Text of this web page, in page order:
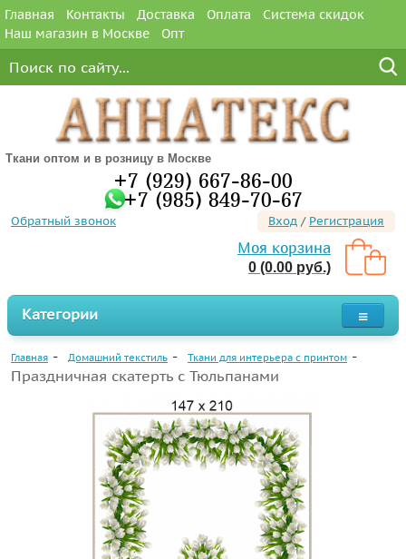
Главная Контакты Доставка Оплата
Система скидок
Наш магазин в Москве
Опт
Ткани оптом и в розницу в Москве
+7 (929) 667-86-00
+7 (985) 849-70-67
Обратный звонок Вход / Регистрация
Моя корзина
0 (0.00 руб.)
Категории
Главная Домашний текстиль Ткани для интерьера с принтом
Праздничная скатерть с Тюльпанами